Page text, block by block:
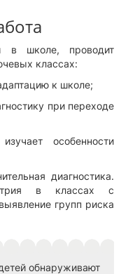
в школе, проводит
классах:
к школе;
при переходе
особенности
диагностика.
в классах с
групп риска
обнаруживают